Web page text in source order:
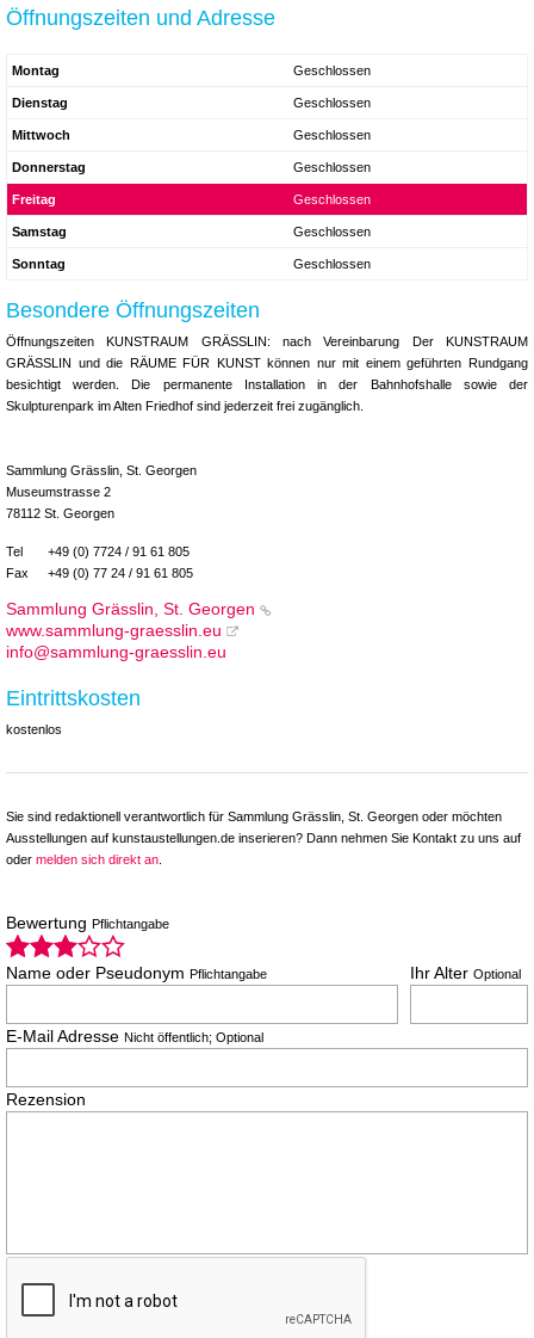
Öffnungszeiten und Adresse
Montag Geschlossen
Dienstag Geschlossen
Mittwoch Geschlossen
Donnerstag Geschlossen
Freitag Geschlossen
Samstag Geschlossen
Sonntag Geschlossen
Besondere Öffnungszeiten
Öffnungszeiten KUNSTRAUM GRÄSSLIN: nach Vereinbarung Der KUNSTRAUM
GRÄSSLIN und die RÄUME FÜR KUNST können nur mit einem geführten Rundgang
besichtigt werden. Die permanente Installation in der Bahnhofshalle sowie der
Skulpturenpark im Alten Friedhof sind jederzeit frei zugänglich.
Sammlung Grässlin, St. Georgen
Museumstrasse 2
78112 St. Georgen
Tel
+49 (0) 7724 / 91 61 805
Fax
+49 (0) 77 24 / 91 61 805
Sammlung Grässlin, St. Georgen
www.sammlung-graesslin.eu
info@sammlung-graesslin.eu
Eintrittskosten
kostenlos
Sie sind redaktionell verantwortlich für Sammlung Grässlin, St. Georgen oder möchten
Ausstellungen auf kunstaustellungen.de inserieren? Dann nehmen Sie Kontakt zu uns auf
oder melden sich direkt an
Bewertung Pflichtangabe
Name oder Pseudonym Pflichtangabe Ihr Alter Optional
E-Mail Adresse Nicht öffentlich; Optional
Rezension